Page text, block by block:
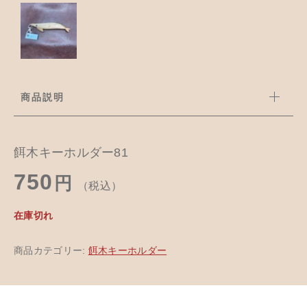
商品説明
餌木キーホルダー81
750 円 （税込）
在庫切れ
商品カテゴリー: 餌木キーホルダー